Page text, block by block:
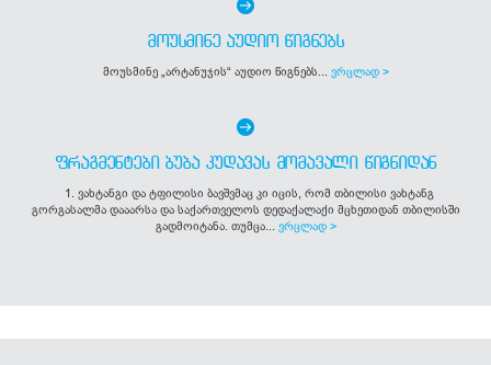
ᲛᲝᲣᲡᲛᲘᲜᲔ ᲐᲣᲓᲘᲝ ᲬᲘᲒᲜᲔᲑᲡ
მოუსმინე „არტანუჯის“ აუდიო წიგნებს... ვრცლად >
ᲤᲠᲐᲒᲛᲔᲜᲢᲔᲑᲘ ᲑᲣᲑᲐ ᲙᲣᲓᲐᲕᲐᲡ ᲛᲝᲛᲐᲕᲐᲚᲘ ᲬᲘᲒᲜᲘᲓᲐᲜ
1. ვახტანგი და ტფილისი ბავშვმაც კი იცის, რომ თბილისი ვახტანგ
გორგასალმა დააარსა და საქართველოს დედაქალაქი მცხეთიდან თბილისში
გადმოიტანა. თუმცა... ვრცლად >